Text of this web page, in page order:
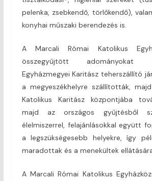
pelenka, zsebkendő, törlőkendő),
konyhai műszaki berendezés is.
A Marcali Római Katolikus
összegyűjtött adományokat
Egyházmegyei Karitász teherszállító
a megyeszékhelyre szállították,
Katolikus Karitász központjába
majd az országos gyűjtésből
élelmiszerrel, felajánlásokkal együtt
a legszükségesebb helyekre, így
maradottak és a menekültek
A Marcali Római Katolikus